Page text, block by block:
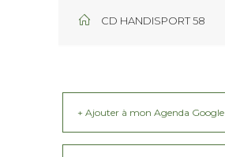
CD HANDISPORT 58
+ Ajouter à mon Agenda Google